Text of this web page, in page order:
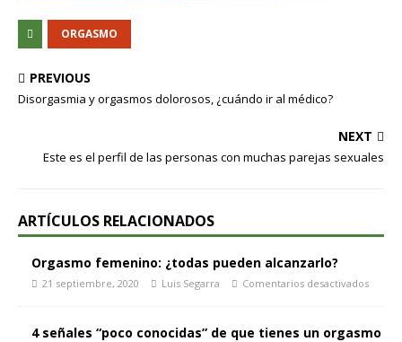
ORGASMO
PREVIOUS
Disorgasmia y orgasmos dolorosos, ¿cuándo ir al médico?
NEXT
Este es el perfil de las personas con muchas parejas sexuales
ARTÍCULOS RELACIONADOS
Orgasmo femenino: ¿todas pueden alcanzarlo?
21 septiembre, 2020 Luis Segarra Comentarios desactivados
4 señales “poco conocidas” de que tienes un orgasmo